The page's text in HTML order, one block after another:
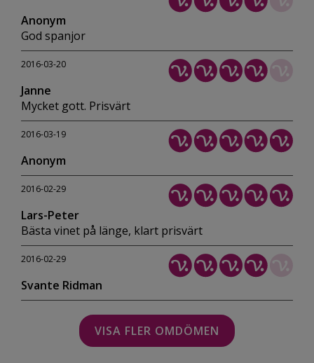
Anonym
God spanjor
2016-03-20
Janne
Mycket gott. Prisvärt
2016-03-19
Anonym
2016-02-29
Lars-Peter
Bästa vinet på länge, klart prisvärt
2016-02-29
Svante Ridman
VISA FLER OMDÖMEN